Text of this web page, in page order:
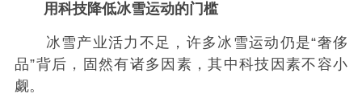
用科技降低冰雪运动的门槛
冰雪产业活力不足，许多冰雪运动仍是“奢侈
品”背后，固然有诸多因素，其中科技因素不容小
觑。